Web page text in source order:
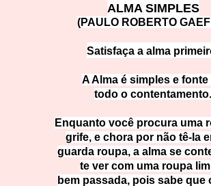
ALMA SIMPLES
(PAULO ROBERTO
Satisfaça a al ma
A Alma é simples e fonte
todo o contentamento.
Enquanto você procura uma
grife, e chora por não tê-la
guarda roupa, a alma se
te ver com uma roupa
bem passada, pois sabe que